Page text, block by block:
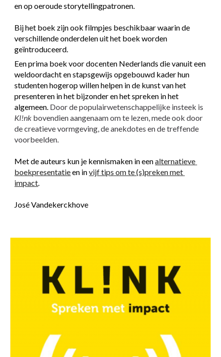
en op oeroude storytellingpatronen.
Bij het boek zijn ook filmpjes beschikbaar waarin de
verschillende onderdelen uit het boek worden
geïntroduceerd.
Een prima boek voor docenten Nederlands die vanuit een
weldoordacht en stapsgewijs opgebouwd kader hun
studenten hogerop willen helpen in de kunst van het
presenteren in het bijzonder en het spreken in het
algemeen.
Kl!nk bovendien aangenaam om te lezen, mede ook door
de creatieve vormgeving, de anekdotes en de treffende
voorbeelden.
Met de auteurs kun je kennismaken in eenalternatieve
boekpresentatie en invijf tips om te (s)preken met
impact
José Vandekerckhove